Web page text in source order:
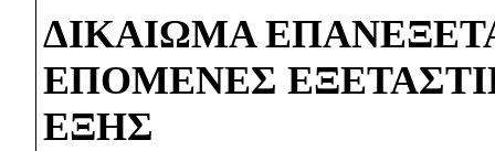
ΔΙΚΑΙΩΜΑ
ΕΠΟΜΕΝΕΣ
ΕΞΗΣ